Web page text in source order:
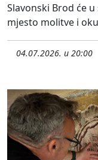
Slavonski Brod će
mjesto molitve i
04.07.2026. u 20:00